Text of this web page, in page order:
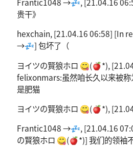
贵干》
hexchain, [21.04.16 06:58] [In
→💤] 包坏了（
ヨイツの賢狼ホロ 😋(🍎*),
felixonmars:虽然咱长久以来被称
是肥猫
ヨイツの賢狼ホロ 😋(🍎*),
Frantic1048 →💤, [21.04.16
の賢狼ホロ 😋(🍎*)] 我们的领袖